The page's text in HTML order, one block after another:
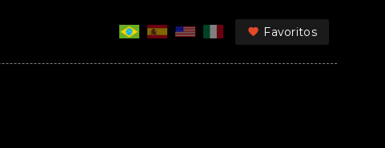
Favoritos